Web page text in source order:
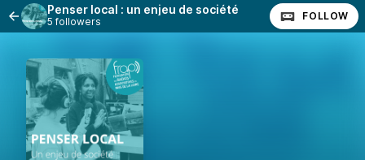
Penser local : un enjeu de société
5 followers FOLLOW